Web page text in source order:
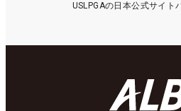
USLPGAの日本公式サイト